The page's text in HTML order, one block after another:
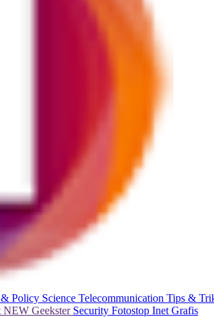
& Policy Science Telecommunication Tips &
NEW Geekster Security Fotostop Inet Grafis